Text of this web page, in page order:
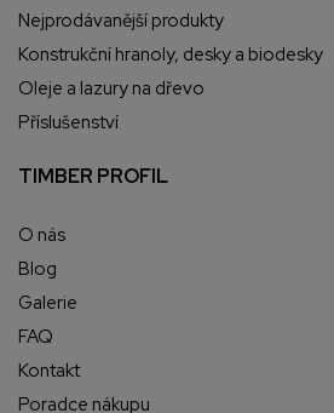
Nejprodávanější produkty
Konstrukční hranoly, desky a biodesky
Oleje a lazury na dřevo
Příslušenství
TIMBER PROFIL
O nás
Blog
Galerie
FAQ
Kontakt
Poradce nákupu